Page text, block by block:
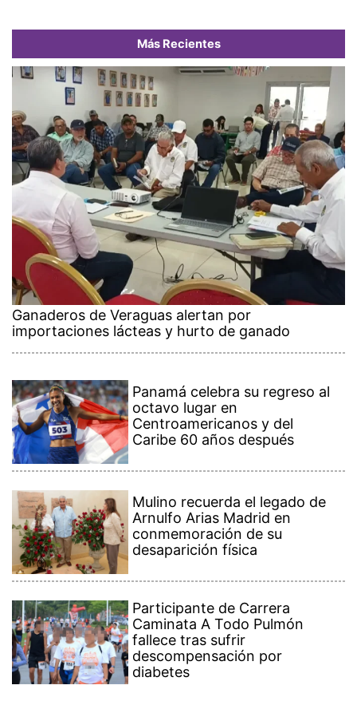
Más Recientes
Ganaderos de Veraguas alertan por
importaciones lácteas y hurto de ganado
Panamá celebra su regreso al
octavo lugar en
Centroamericanos y del
Caribe 60 años después
Mulino recuerda el legado de
Arnulfo Arias Madrid en
conmemoración de su
desaparición física
Participante de Carrera
Caminata A Todo Pulmón
fallece tras sufrir
descompensación por
diabetes